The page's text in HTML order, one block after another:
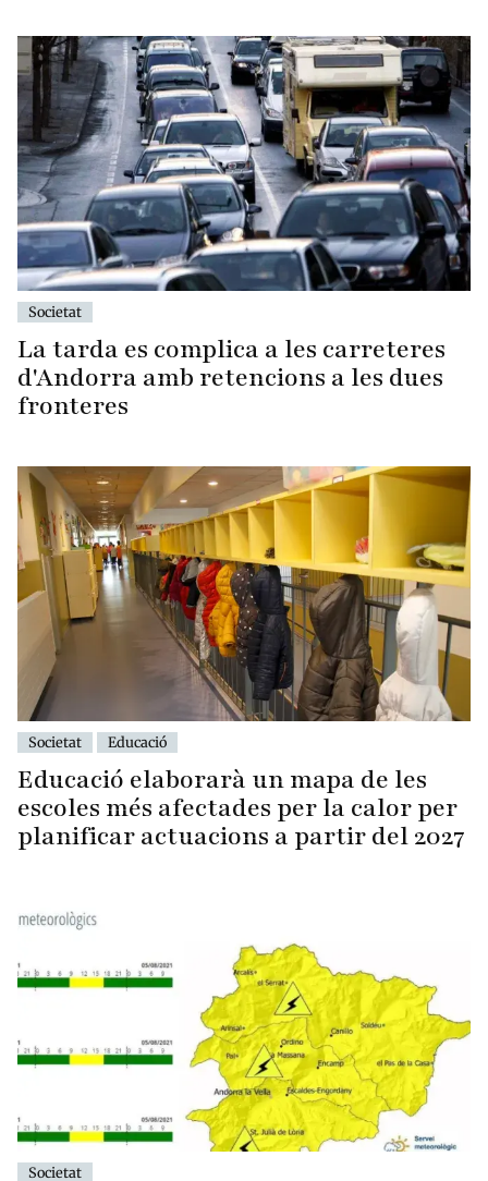
Societat
La tarda es complica a les carreteres
d'Andorra amb retencions a les dues
fronteres
Societat Educació
Educació elaborarà un mapa de les
escoles més afectades per la calor per
planificar actuacions a partir del 2027
Societat